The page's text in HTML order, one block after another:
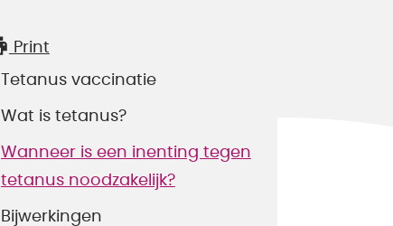
Print
Tetanus vaccinatie
Wat is tetanus?
Wanneer is een inenting tegen
tetanus noodzakelijk?
Bijwerkingen